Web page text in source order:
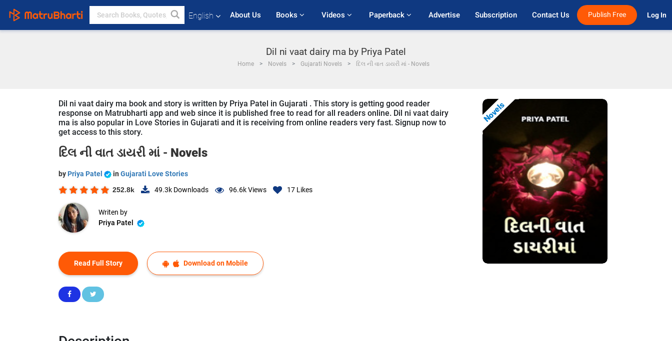
English About Us Books Videos Paperback Advertise Subscription Contact Us Publish Free Log In
Dil ni vaat dairy ma by Priya Patel
Home Novels Gujarati Novels દિલ ની વાત ડાયરી માં - Novels
Dil ni vaat dairy ma book and story is written by Priya Patel in Gujarati . This story is getting good reader
response on Matrubharti app and web since it is published free to read for all readers online. Dil ni vaat dairy
ma is also popular in Love Stories in Gujarati and it is receiving from online readers very fast. Signup now to
get access to this story.
દિલ ની વાત ડાયરી માં - Novels
by Priya Patel in Gujarati Love Stories
252.8k 49.3k Downloads 96.6kViews 17 Likes
Writen by
Priya Patel
Read Full Story Download on Mobile
Novels